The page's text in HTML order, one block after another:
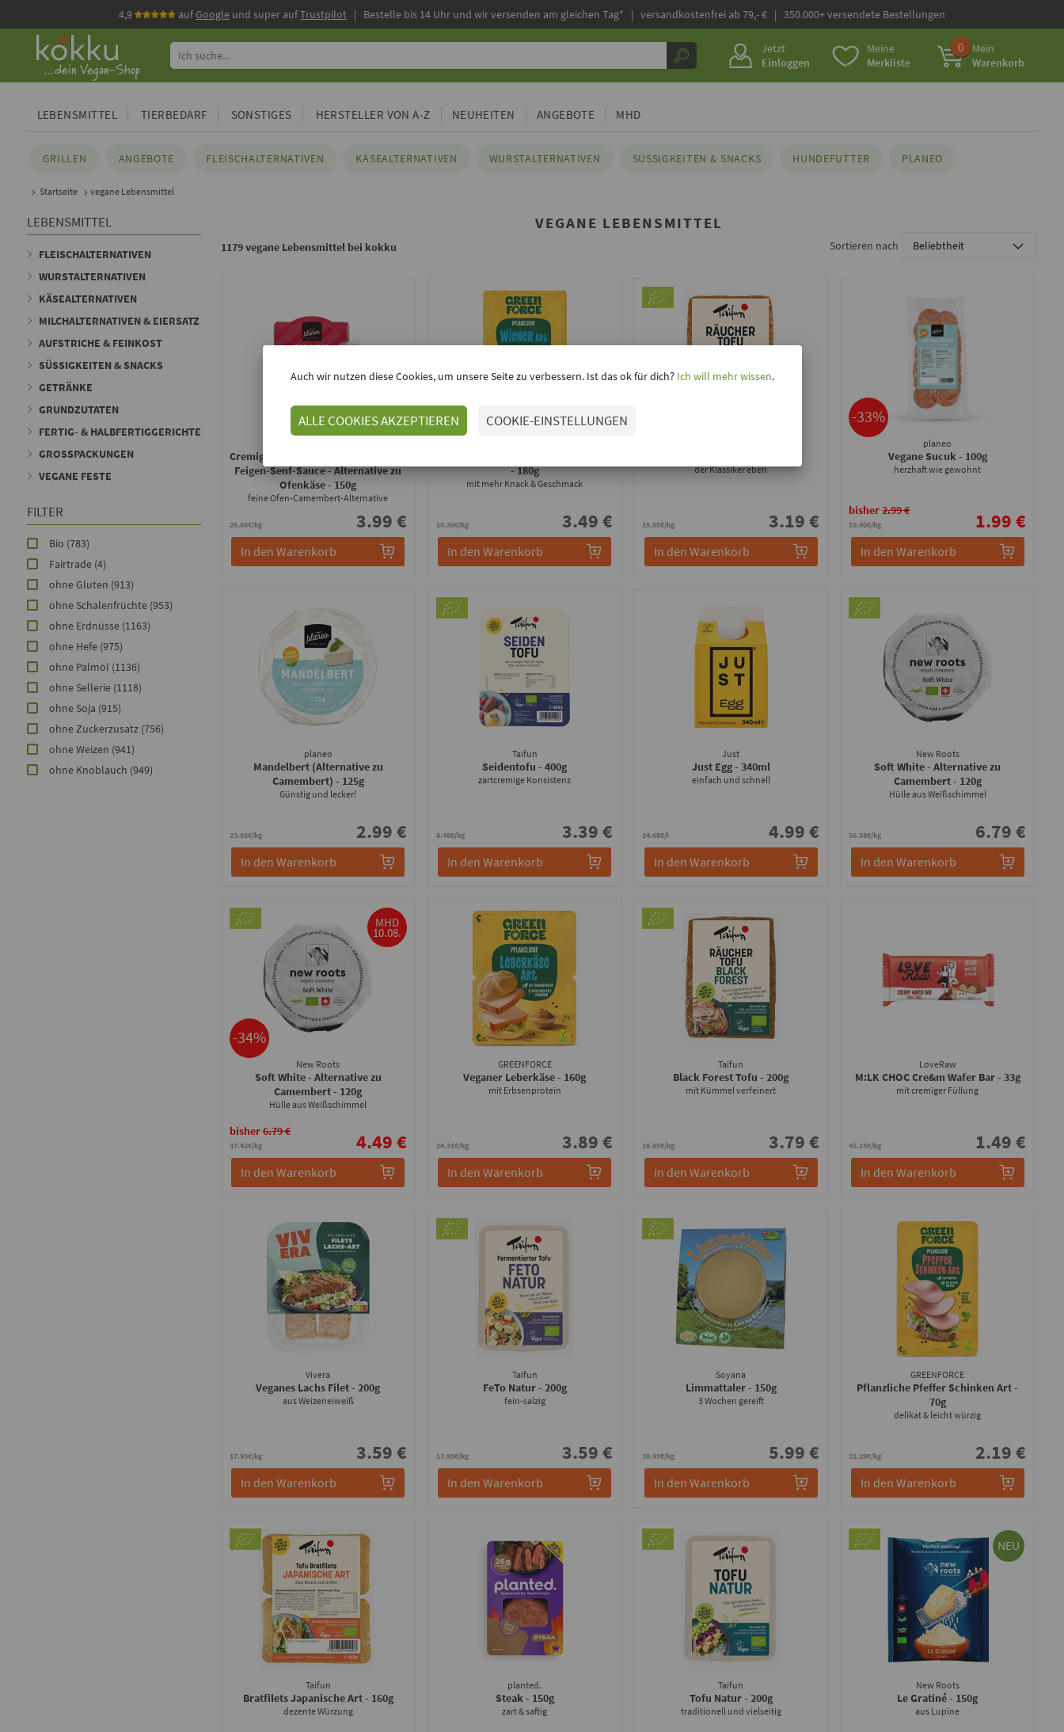
4,9 aufGoogle und super aufTrustpilot | Bestelle bis 14 Uhr und wir versenden am gleichen Tag* | versandkostenfrei ab 79,- € | 350.000+ versendete Bestellungen
Jetzt
Einloggen
Meine
Merkliste
0
Mein
Warenkorb
LEBENSMITTEL TIERBEDARF SONSTIGES HERSTELLER VON A-Z NEUHEITEN ANGEBOTE MHD
GRILLEN ANGEBOTE FLEISCHALTERNATIVEN KÄSEALTERNATIVEN WURSTALTERNATIVEN SÜSSIGKEITEN & SNACKS HUNDEFUTTER PLANEO
Startseite vegane Lebensmittel
LEBENSMITTEL
FLEISCHALTERNATIVEN
WURSTALTERNATIVEN
KÄSEALTERNATIVEN
MILCHALTERNATIVEN & EIERSATZ
AUFSTRICHE & FEINKOST
SÜSSIGKEITEN & SNACKS
GETRÄNKE
GRUNDZUTATEN
FERTIG- & HALBFERTIGGERICHTE
GROSSPACKUNGEN
VEGANE FESTE
FILTER
Bio (783)
Fairtrade (4)
ohne Gluten (913)
ohne Schalenfrüchte (953)
ohne Erdnüsse (1163)
ohne Hefe (975)
ohne Palmöl (1136)
ohne Sellerie (1118)
ohne Soja (915)
ohne Zuckerzusatz (756)
ohne Weizen (941)
ohne Knoblauch (949)
VEGANE LEBENSMITTEL
1179 vegane Lebensmittel bei kokku Sortieren nach
Cremiger Ofenschmelz Kräuter - mit
Feigen-Senf-Sauce - Alternative zu
Ofenkäse- 150g
feine Ofen-Camembert-Alternative
26.60€/kg 3.99 €
In den Warenkorb
- 180g
mit mehr Knack & Geschmack
19.39€/kg 3.49 €
In den Warenkorb
der Klassiker eben
15.95€/kg 3.19 €
In den Warenkorb
-33%
planeo
Vegane Sucuk- 100g
herzhaft wie gewohnt
19.90€/kg
bisher2.99 € 1.99 €
In den Warenkorb
planeo
Mandelbert (Alternative zu
Camembert) - 125g
Günstig und lecker!
23.92€/kg 2.99 €
In den Warenkorb
Taifun
Seidentofu - 400g
zartcremige Konsistenz
8.48€/kg 3.39 €
In den Warenkorb
Just
Just Egg- 340ml
einfach und schnell
14.68€/l 4.99 €
In den Warenkorb
New Roots
Soft White - Alternative zu
Camembert- 120g
Hülle aus Weißschimmel
56.58€/kg 6.79 €
In den Warenkorb
MHD
10.08.
-34%
New Roots
Soft White - Alternative zu
Camembert- 120g
Hülle aus Weißschimmel
37.42€/kg
bisher6.79 € 4.49 €
In den Warenkorb
GREENFORCE
Veganer Leberkäse- 160g
mit Erbsenprotein
24.31€/kg 3.89 €
In den Warenkorb
Taifun
Black Forest Tofu- 200g
mit Kümmel verfeinert
18.95€/kg 3.79 €
In den Warenkorb
LoveRaw
M:LK CHOC Cre&m Wafer Bar- 33g
mit cremiger Füllung
45.15€/kg 1.49 €
In den Warenkorb
Vivera
Veganes Lachs Filet- 200g
aus Weizeneiweiß
17.95€/kg 3.59 €
In den Warenkorb
Taifun
FeTo Natur- 200g
fein-salzig
17.95€/kg 3.59 €
In den Warenkorb
Soyana
Limmattaler- 150g
3 Wochen gereift
39.93€/kg 5.99 €
In den Warenkorb
GREENFORCE
Pflanzliche Pfeffer Schinken Art-
70g
delikat & leicht würzig
31.29€/kg 2.19 €
In den Warenkorb
Taifun
Bratfilets Japanische Art- 160g
dezente Würzung
planted.
Steak- 150g
zart & saftig
Taifun
Tofu Natur- 200g
traditionell und vielseitig
NEU
New Roots
Le Gratiné- 150g
aus Lupine
Auch wir nutzen diese Cookies, um unsere Seite zu verbessern. Ist das ok für dich?Ich will mehr wissen.
ALLE COOKIES AKZEPTIEREN COOKIE-EINSTELLUNGEN